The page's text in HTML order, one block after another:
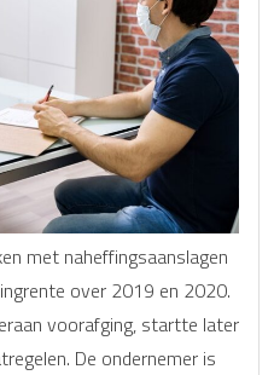
met naheffingsaanslagen
over 2019 en 2020.
voorafging, startte later
De ondernemer is